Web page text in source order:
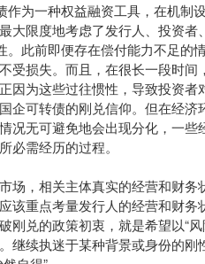
一种权益融资工具，在机制设
大限度地考虑了发行人、投资
。此前即便存在偿付能力不足
受损失。而且，在很长一段时
因为这些过往惯性，导致投资
企可转债的刚兑信仰。但在经
况无可避免地会出现分化，一
必需经历的过程。
，相关主体真实的经营和财务
该重点考量发行人的经营和财
破刚兑的政策初衷，就是希望以“
继续执迷于某种背景或身份的